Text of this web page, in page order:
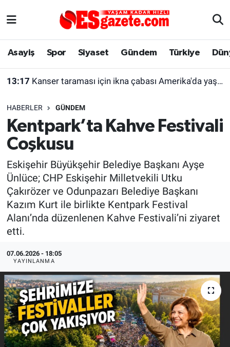
Asayiş Spor Siyaset Gündem Türkiye
13:17 Kanser taraması için ikna çabası Amerika'da yaşayan kadını şaşırttı
HABERLER GÜNDEM
Kentpark’ta Kahve Festivali
Coşkusu
Eskişehir Büyükşehir Belediye Başkanı Ayşe
Ünlüce; CHP Eskişehir Milletvekili Utku
Çakırözer ve Odunpazarı Belediye Başkanı
Kazım Kurt ile birlikte Kentpark Festival
Alanı’nda düzenlenen Kahve Festivali’ni ziyaret
etti.
07.06.2026 - 18:05
YAYINLANMA
Asayiş
Gündem
Türkiye
Dünya
Sağlık
Alış-Veriş/İş dünyası
Yaşam
Eskişehirspor Arşivi
Eskişehir Arşivi
Röportaj
Ekonomi
Kültür Sanat
Politika
Bilecik
Kütahya
Gezi
Eskişehir Nöbetçi Eczaneler
Süper Lig Puan Durumu ve Fikstür
Tüm Manşetler
Son Dakika Haberleri
Haber Arşivi